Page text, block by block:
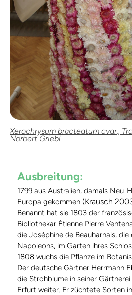
Xerochrysum bracteatum cvar.,
Norbert Griebl
Ausbreitung:
1799 aus Australien, damals Neu-
Europa gekommen (Krausch
Benannt hat sie 1803 der
Bibliothekar Étienne Pierre
die Joséphine de Beauharnais, die
Napoleons, im Garten ihres
1808 wuchs die Pflanze im
Der deutsche Gärtner Herrmann
die Strohblume in seiner
Erfurt weiter. Er züchtete Sorten